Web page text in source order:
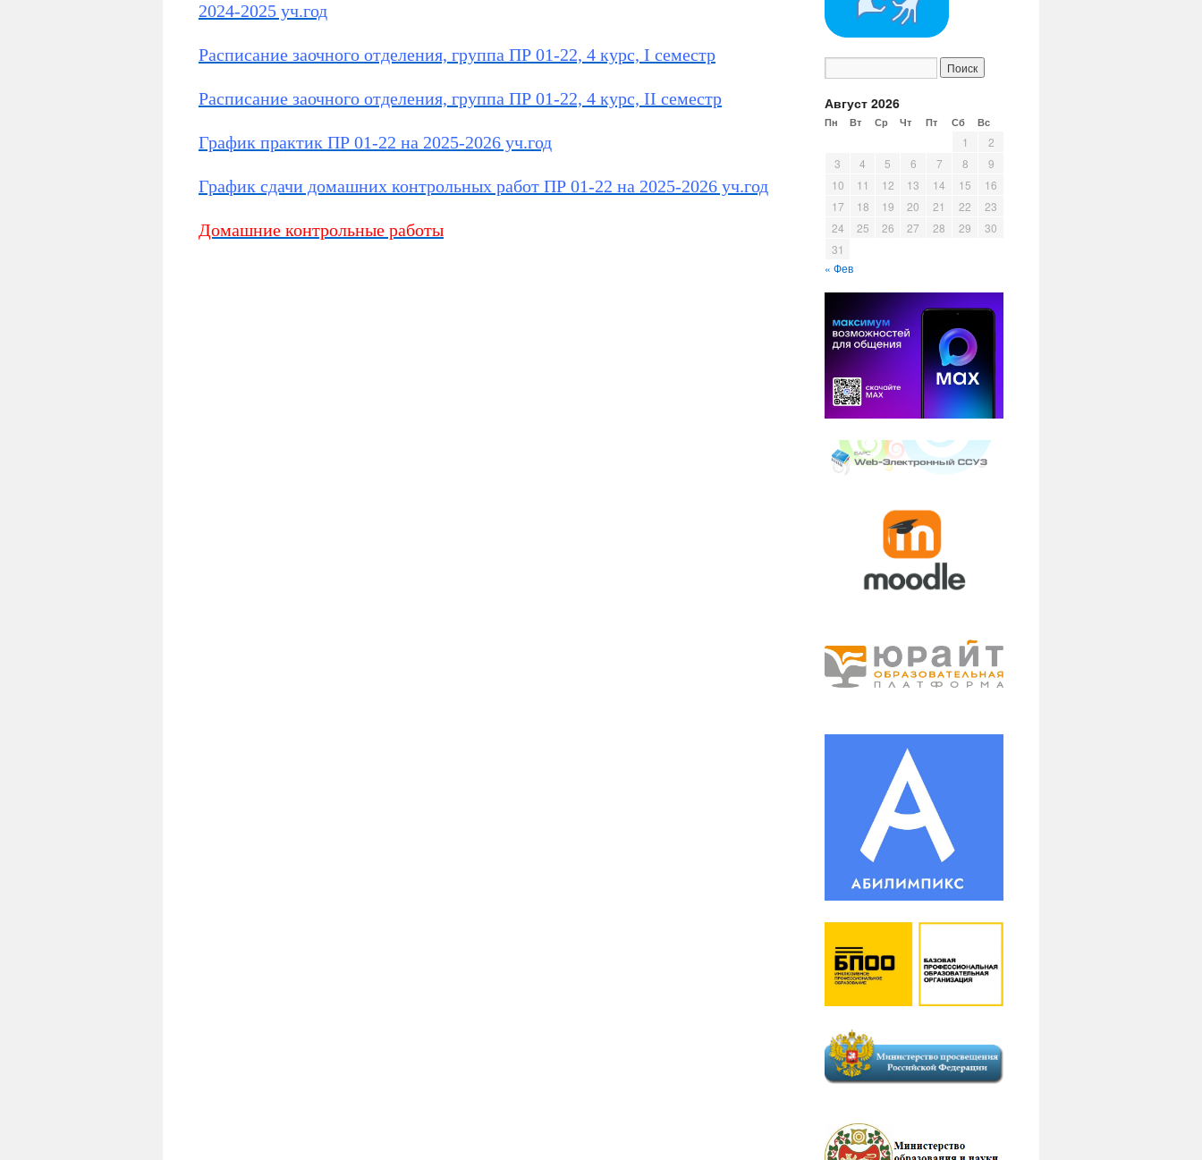
2024-2025 уч.год
Расписание заочного отделения, группа ПР 01-22, 4 курс, I семестр
Расписание заочного отделения, группа ПР 01-22, 4 курс, II семестр
График практик ПР 01-22 на 2025-2026 уч.год
График сдачи домашних контрольных работ ПР 01-22 на 2025-2026 уч.год
Домашние контрольные работы
Август 2026
Пн Вт Ср Чт Пт Сб Вс
1
2
3
4 5 6 7 8
9
10
11 12 13 14 15
16
17
18 19 20 21 22
23
24
25 26 27 28 29
30
31
« Фев